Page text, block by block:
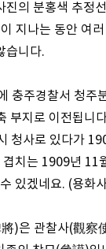
진의 분홍색 추정
지나는 동안 여
습니다.
충주경찰서 청주
부지로 이전됩니
청사로 있다가
치는 1909년
있겠네요. (용화
)은 관찰사(觀